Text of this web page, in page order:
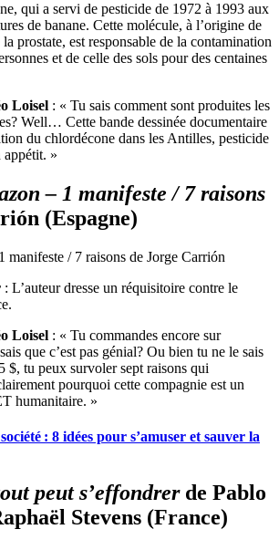
qui a servi de pesticide de 1972 à 1993 aux
de banane. Cette molécule, à l’origine de
prostate, est responsable de la contamination
et de celle des sols pour des centaines
Loisel : « Tu sais comment sont produites les
Well… Cette bande dessinée documentaire
du chlordécone dans les Antilles, pesticide
»
– 1 manifeste / 7 raisons
(Espagne)
: L’auteur dresse un réquisitoire contre le
Loisel : « Tu commandes encore sur
que c’est pas génial? Ou bien tu ne le sais
$, tu peux survoler sept raisons qui
pourquoi cette compagnie est un
humanitaire. »
: 8 idées pour s’amuser et sauver la
peut s’effondrerde Pablo
Stevens (France)